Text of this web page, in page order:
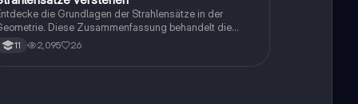
die Grundlagen der Strahlensätze in der
Diese Zusammenfassung behandelt die
die Geschichte des Strahlensatzes, sowie
Übungsaufgaben zur Anwendung. Ideal für
11 2,095 26